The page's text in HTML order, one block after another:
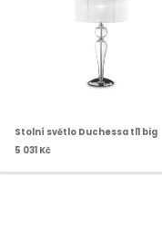
Stolní světlo Duchessa tl1 big
5 031 Kč